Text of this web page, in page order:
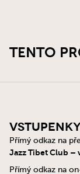
TENTO
Přímý odkaz na
Jazz Tibet Club –
Přímý odkaz na